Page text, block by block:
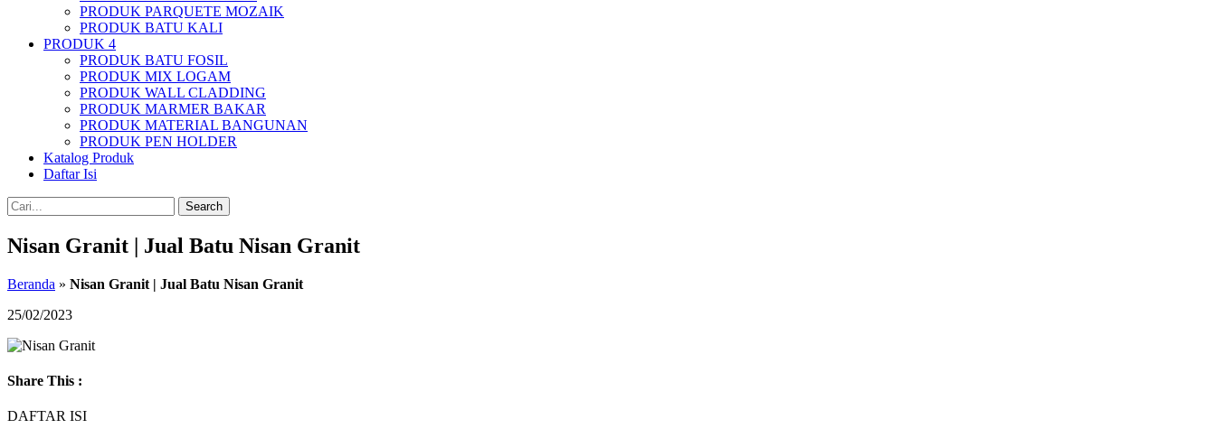
PRODUK PARQUETE MOZAIK
PRODUK BATU KALI
PRODUK 4
PRODUK BATU FOSIL
PRODUK MIX LOGAM
PRODUK WALL CLADDING
PRODUK MARMER BAKAR
PRODUK MATERIAL BANGUNAN
PRODUK PEN HOLDER
Katalog Produk
Daftar Isi
Search
Nisan Granit | Jual Batu Nisan Granit
Beranda » Nisan Granit | Jual Batu Nisan Granit
25/02/2023
Share This :
DAFTAR ISI